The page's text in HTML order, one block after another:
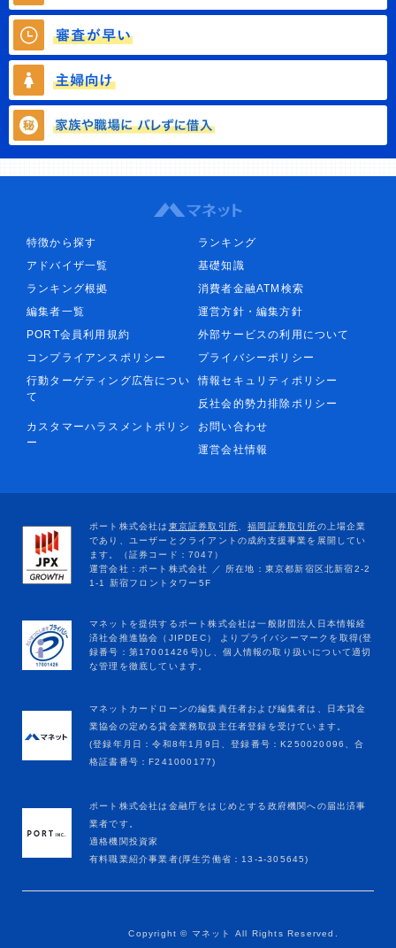
特徴から探す
ランキング
アドバイザ一覧
基礎知識
ランキング根拠
消費者金融ATM検索
編集者一覧
運営方針・編集方針
PORT会員利用規約
外部サービスの利用について
コンプライアンスポリシー
プライバシーポリシー
行動ターゲティング広告につい
て
情報セキュリティポリシー
反社会的勢力排除ポリシー
カスタマーハラスメントポリシ
ー
お問い合わせ
運営会社情報
マネットカードローンの編集責任者および編集者は、日本貸金
業協会の定める貸金業務取扱主任者登録を受けています。
(登録年月日：令和8年1月9日、登録番号：K250020096、合
格証書番号：F241000177)
ポート株式会社は金融庁をはじめとする政府機関への届出済事
業者です。
適格機関投資家
有料職業紹介事業者(厚生労働省：13-ﾕ-305645)